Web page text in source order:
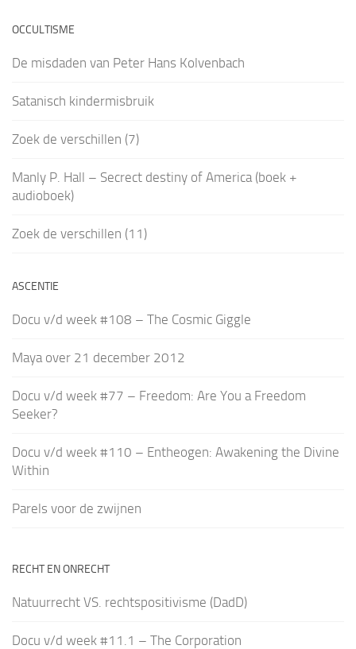
OCCULTISME
De misdaden van Peter Hans Kolvenbach
Satanisch kindermisbruik
Zoek de verschillen (7)
Manly P. Hall – Secrect destiny of America (boek +
audioboek)
Zoek de verschillen (11)
ASCENTIE
Docu v/d week #108 – The Cosmic Giggle
Maya over 21 december 2012
Docu v/d week #77 – Freedom: Are You a Freedom
Seeker?
Docu v/d week #110 – Entheogen: Awakening the Divine
Within
Parels voor de zwijnen
RECHT EN ONRECHT
Natuurrecht VS. rechtspositivisme (DadD)
Docu v/d week #11.1 – The Corporation